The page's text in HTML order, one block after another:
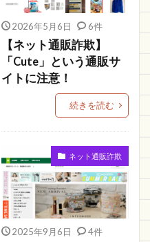
晴れ堂
CAC
CRIP
Web
SCORE
JFBOSS
SweetZad
東急ネットスーパー
グッドアイテム
ファッション
JPW
mini
THE JUICY
2020超歓迎
2026年5月6日 6件
【ネット通販詐欺】
「Cute」という通販サ
イトに注意！
続きを読む
ネット通販詐欺
2025年9月6日 4件